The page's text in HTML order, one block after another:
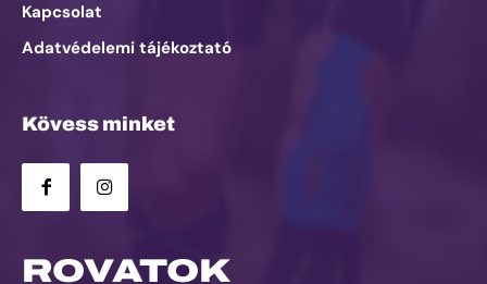
Kapcsolat
Adatvédelemi tájékoztató
Kövess minket
ROVATOK